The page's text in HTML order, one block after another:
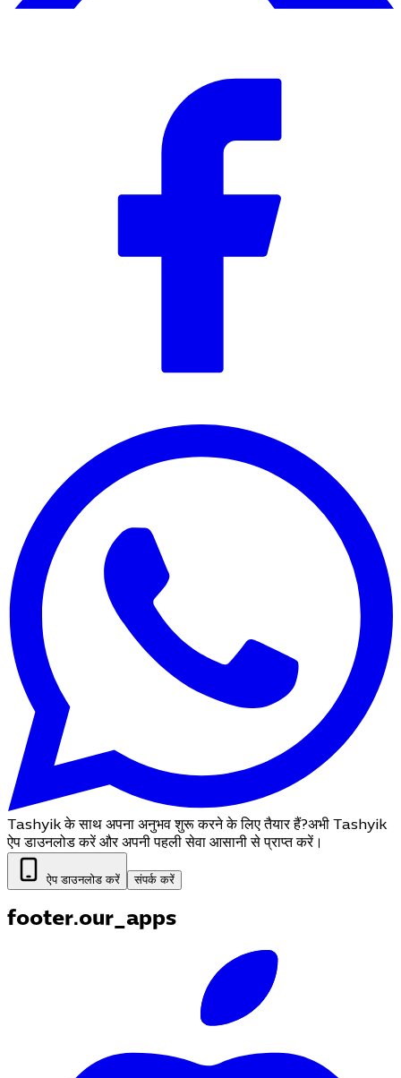
Tashyik के साथ अपना अनुभव शुरू करने के लिए तैयार हैं?अभी Tashyik
ऐप डाउनलोड करें और अपनी पहली सेवा आसानी से प्राप्त करें।
ऐप डाउनलोड करें संपर्क करें
footer.our_apps